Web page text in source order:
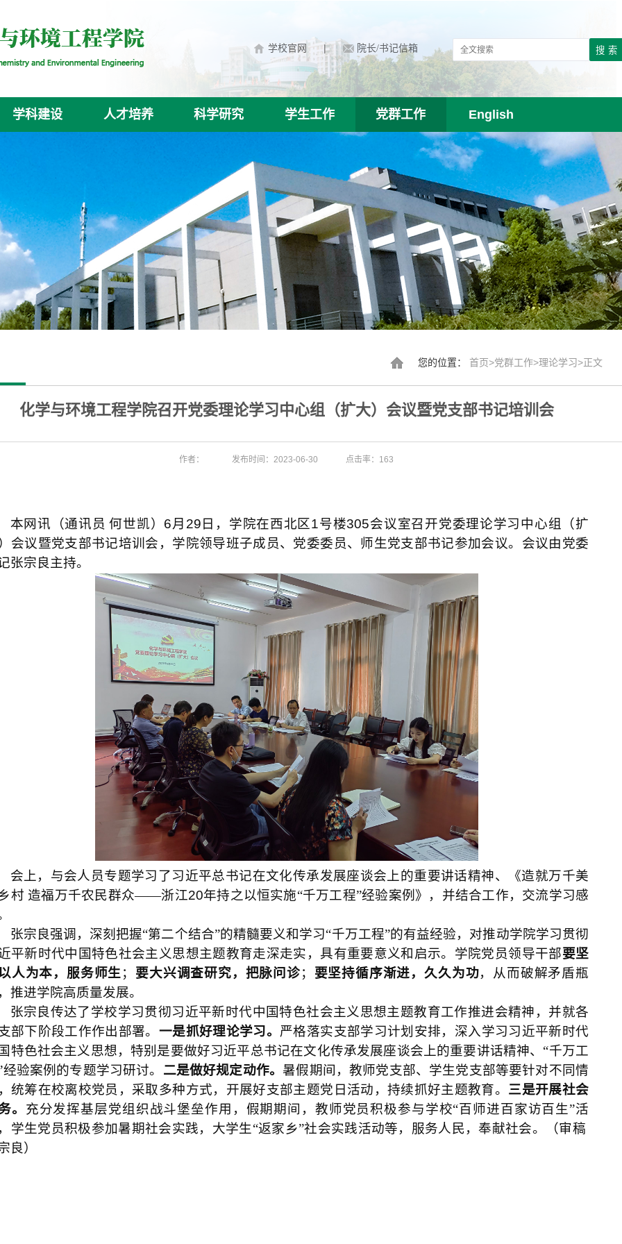
学校官网 | 院长/书记信箱
学科建设 人才培养 科学研究 学生工作 党群工作 English
您的位置： 首页>党群工作>理论学习>正文
化学与环境工程学院召开党委理论学习中心组（扩大）会议暨党支部书记培训会
作者： 发布时间：2023-06-30 点击率： 163
本网讯（通讯员 何世凯） 6月 29 日，学院在西北区1号楼305会议室召开党委理论学习中心组（扩
会议暨党支部书记培训会，学院领导班子成员、党委委员、师生党支部书记参加会议。会议由党委
张宗良主持。
会上，与会人员专题学习了习近平总书记在文化传承发展座谈会上的重要讲话精神、《造就万千美
村 造福万千农民群众——浙江20年持之以恒实施“千万工程”经验案例》，并结合工作，交流学习感
张宗良强调，深刻把握“第二个结合”的精髓要义和学习“千万工程”的有益经验，对推动学院学习贯彻
平新时代中国特色社会主义思想主题教育走深走实，具有重要意义和启示。学院党员领导干部要坚
人为本，服务师生 ； 要大兴调查研究，把脉问诊； 要坚持循序渐进，久久为功，从而破解矛盾瓶
推进学院高质量发展。
张宗良传达了学校学习贯彻习近平新时代中国特色社会主义思想主题教育工作推进会精神，并就各
部下阶段工作作出部署。 一是抓好理论学习。 严格落实支部学习计划安排，深入学习习近平新时代
特色社会主义思想，特别是要做好习近平总书记在文化传承发展座谈会上的重要讲话精神、“千万工
经验案例的专题学习研讨。 二是做好规定动作。 暑假期间，教师党支部、学生党支部等要针对不同情
统筹在校离校党员，采取多种方式，开展好支部主题党日活动，持续抓好主题教育。 三是开展社会
。 充分发挥基层党组织战斗堡垒作用，假期期间，教师党员积极参与学校“百师进百家访百生”活
学生党员积极参加暑期社会实践，大学生“返家乡”社会实践活动等，服务人民，奉献社会。（审稿
良）